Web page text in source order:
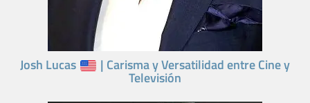
Josh Lucas | Carisma y Versatilidad entre Cine y
Televisión